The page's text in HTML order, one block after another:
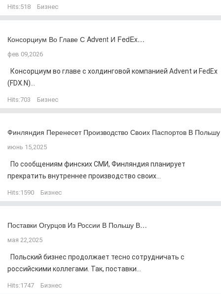
Hits:518 Бизнес
Консорциум Во Главе С Advent И FedEx…
фев 09,2026
Консорциум во главе с холдинговой компанией Advent и FedEx
(FDX.N)...
Hits:703 Бизнес
Финляндия Перенесет Производство Своих Паспортов В Польшу
июнь 15,2025
По сообщениям финских СМИ, Финляндия планирует
прекратить внутреннее производство своих...
Hits:1590 Бизнес
Поставки Огурцов Из России В Польшу В…
мая 22,2025
Польский бизнес продолжает тесно сотрудничать с
российскими коллегами. Так, поставки...
Hits:1747 Бизнес